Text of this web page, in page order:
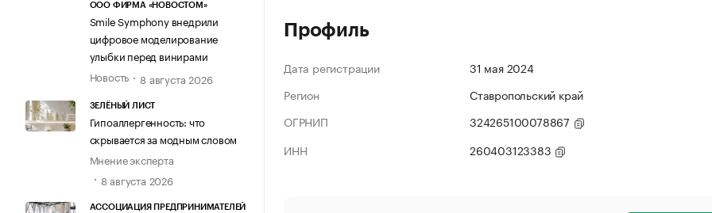
ООО ФИРМА «НОВОСТОМ»
Smile Symphony внедрили
цифровое моделирование
улыбки перед винирами
Новость
8 августа 2026
ЗЕЛЁНЫЙ ЛИСТ
Гипоаллергенность: что
скрывается за модным словом
Мнение эксперта
8 августа 2026
АССОЦИАЦИЯ ПРЕДПРИНИМАТЕЛЕЙ
Профиль
Дата регистрации
31 мая 2024
Регион
Ставропольский край
ОГРНИП
324265100078867
ИНН
260403123383